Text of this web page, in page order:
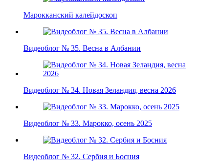
Марокканский калейдоскоп
Видеоблог № 35. Весна в Албании
Видеоблог № 34. Новая Зеландия, весна 2026
Видеоблог № 33. Марокко, осень 2025
Видеоблог № 32. Сербия и Босния